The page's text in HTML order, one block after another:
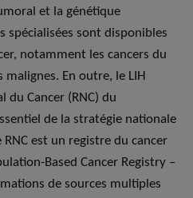
et la génétique
spécialisées sont disponibles
notamment les cancers du
En outre, le LIH
du Cancer (RNC) du
de la stratégie nationale
est un registre du cancer
Based Cancer Registry –
de sources multiples